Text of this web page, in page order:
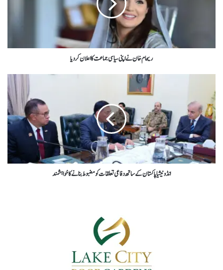
ریحام خان نے اپنی سیاسی جماعت کا اعلان کردیا
انڈونیشیا پاکستان کے ساتھ دفاعی تعلقات کو مضبوط بنانےکاخواہشمند